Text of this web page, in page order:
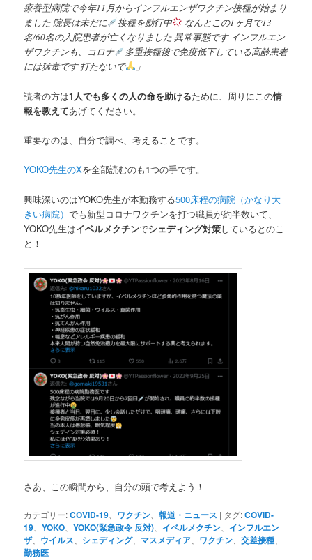
療養型病院で今年11月からインフルエンザワクチン接種が始まり
ました 院長は未だに
接種を励行中
なんとこの1ヶ月で13
名/60名の入院患者が亡くなりました 異常事態です インフルエン
ザワクチンも、コロナ
多重接種後で免疫低下している高齢患者
には猛毒です 打たないで
」
読者の方は1人でも多くの人の命を助けるために、周りにこの情
報を教えてあげてください。
重要なのは、自分で調べ、考えることです。
YOKO先生のXを全部読むのも1つの手です。
興味深いのはYOKO先生が本勤務する500床程の病院（かなり大
きい病院）でも新型コロナワクチンを打つ職員が約半数いて、
YOKO先生はイベルメクチンでシェディング対策しているとのこ
と！
さあ、この瞬間から、自分の頭で考えよう！
カテゴリー:COVID-19 ワクチン 、報道・ニュース | タグ:COVID-
19 、YOKO 、YOKO(緊急政令 反対) イベルメクチン
インフルエン
ザ、 ウイルス シェディング、 マスメディア ワクチン 、交差接種
勤務医